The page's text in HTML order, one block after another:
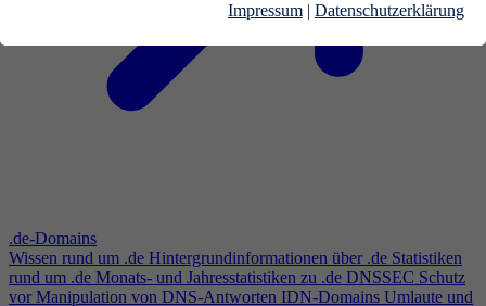
Impressum | Datenschutzerklärung
.de-Domains
Wissen rund um .de Hintergrundinformationen über .de Statistiken
rund um .de Monats- und Jahresstatistiken zu .de DNSSEC Schutz
vor Manipulation von DNS-Antworten IDN-Domains Umlaute und